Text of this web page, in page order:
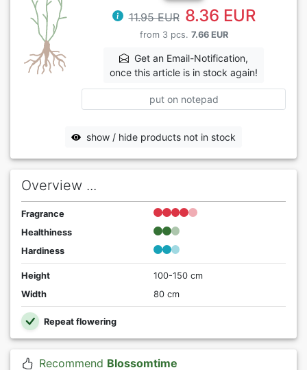
11.95 EUR 8.36 EUR
from 3 pcs. 7.66 EUR
Get an Email-Notification,
once this article is in stock again!
put on notepad
show / hide products not in stock
Overview ...
Fragrance
Healthiness
Hardiness
Height
100-150 cm
Width
80 cm
Repeat flowering
Recommend Blossomtime